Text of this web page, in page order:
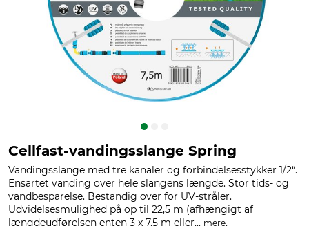
Cellfast-vandingsslange Spring
Vandingsslange med tre kanaler og forbindelsesstykker 1/2“.
Ensartet vanding over hele slangens længde. Stor tids- og
vandbesparelse. Bestandig over for UV-stråler.
Udvidelsesmulighed på op til 22,5 m (afhængigt af
længdeudførelsen enten 3 x 7,5 m eller... mere.